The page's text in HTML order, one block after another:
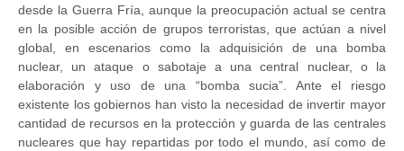
desde la Guerra Fría, aunque la preocupación actual se centra
en la posible acción de grupos terroristas, que actúan a nivel
global, en escenarios como la adquisición de una bomba
nuclear, un ataque o sabotaje a una central nuclear, o la
elaboración y uso de una “bomba sucia”. Ante el riesgo
existente los gobiernos han visto la necesidad de invertir mayor
cantidad de recursos en la protección y guarda de las centrales
nucleares que hay repartidas por todo el mundo, así como de